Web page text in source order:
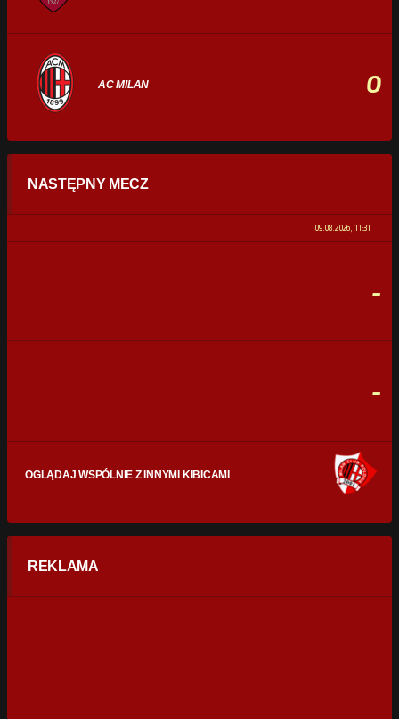
AC MILAN 0
STATYSTYKI
0% 100%
NASTĘPNY MECZ
09.08.2026, 11:31
-
-
OGLĄDAJ WSPÓLNIE Z INNYMI KIBICAMI
REKLAMA